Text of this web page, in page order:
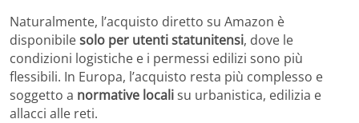
Naturalmente, l’acquisto diretto su Amazon è
disponibilesolo per utenti statunitensi, dove le
condizioni logistiche e i permessi edilizi sono più
flessibili. In Europa, l’acquisto resta più complesso e
soggetto a normative localisu urbanistica, edilizia e
allacci alle reti.